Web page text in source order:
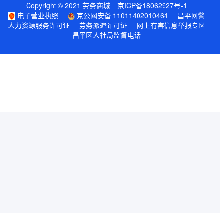
Copyright © 2021 劳务商城
京ICP备18062927号-1
电子营业执照
京公网安备 11011402010464
昌平网警
人力资源服务许可证
劳务派遣许可证
网上有害信息举报专区
昌平区人社局监督电话